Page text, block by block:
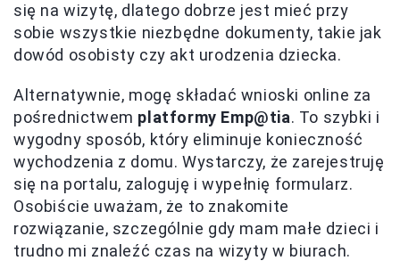
się na wizytę, dlatego dobrze jest mieć przy
sobie wszystkie niezbędne dokumenty, takie jak
dowód osobisty czy akt urodzenia dziecka.
Alternatywnie, mogę składać wnioski online za
pośrednictwem platformy Emp@tia. To szybki i
wygodny sposób, który eliminuje konieczność
wychodzenia z domu. Wystarczy, że zarejestruję
się na portalu, zaloguję i wypełnię formularz.
Osobiście uważam, że to znakomite
rozwiązanie, szczególnie gdy mam małe dzieci i
trudno mi znaleźć czas na wizyty w biurach.